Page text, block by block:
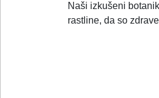
Naši izkušeni
rastline, da so